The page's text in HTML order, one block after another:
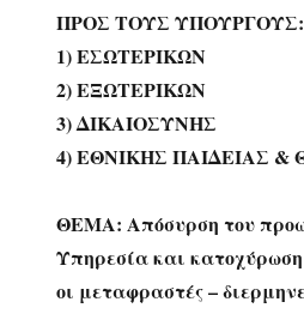
ΠΡΟΣ ΤΟΥΣ ΥΠΟΥΡΓΟΥΣ:
1) ΕΣΩΤΕΡΙΚΩΝ
2) ΕΞΩΤΕΡΙΚΩΝ
3) ΔΙΚΑΙΟΣΥΝΗΣ
4) ΕΘΝΙΚΗΣ ΠΑΙΔΕΙΑΣ
ΘΕΜΑ: Απόσυρση του
Υπηρεσία και
οι μεταφραστές –